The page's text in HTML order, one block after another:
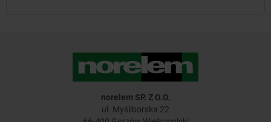
norelem SP. Z O.O.
ul. Myśliborska 22